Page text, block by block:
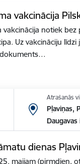
vakcinācija
vakcinācija notiek bez
Uz vakcināciju
Atrašanās
Pļaviņas,
Daugavas
dienas
maijam (pirmdien,